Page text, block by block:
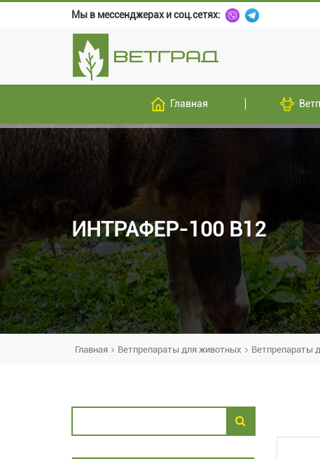
Мы в мессенджерах и соц.сетях:
Главная
ИНТРАФЕР-100 В12
Главная Ветпрепараты для животных Ветпрепараты